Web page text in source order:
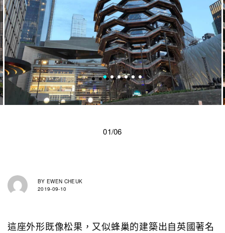
01/06
BY EWEN CHEUK
2019-09-10
這座外形既像松果，又似蜂巢的建築出自英國著名